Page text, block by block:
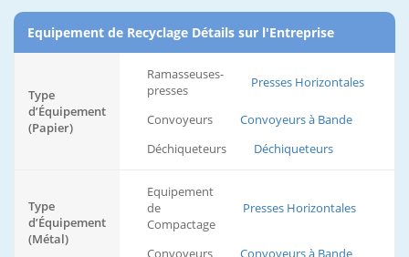
Equipement de Recyclage Détails sur l'Entreprise
Type
d’Équipement
(Papier)
Ramasseuses-
presses
Presses Horizontales
Convoyeurs
Convoyeurs à Bande
Déchiqueteurs
Déchiqueteurs
Type
d’Équipement
(Métal)
Equipement
de
Compactage
Presses Horizontales
Convoyeurs Convoyeurs à Bande